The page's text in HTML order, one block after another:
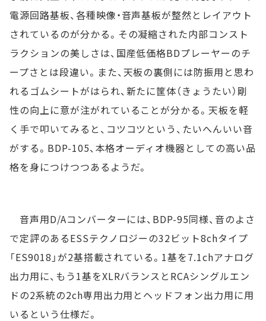
電源回路基板、各種映像・音声基板が整然とレイアウト
されているのが分かる。その凝縮された内部コンスト
ラクションの美しさは、国産低価格BDプレーヤーのチ
ープさとは段違い。また、天板の裏側には防振用と思わ
れるゴムシートがはられ、新たに筐体（きょうたい）剛
性の向上に意が注がれていることが分かる。天板を軽
く手で叩いてみると、コツコツという、たいへんいい音
がする。BDP-105、本格オーディオ機器としての高い品
格を身につけつつあるようだ。
音声用D/Aコンバーターには、BDP-95同様、音のよさ
で定評のあるESSテクノロジーの32ビット8chタイプ
「ES9018」が2基搭載されている。1基を7.1chアナログ
出力用に、もう1基をXLRバランスとRCAシングルエン
ドの2系統の2ch専用出力用とヘッドフォン出力用に用
いるという仕様だ。